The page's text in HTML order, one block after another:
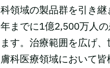
科領域の製品群を引き
年までに1億2,500万人
ます。治療範囲を広げ
膚科医療領域において